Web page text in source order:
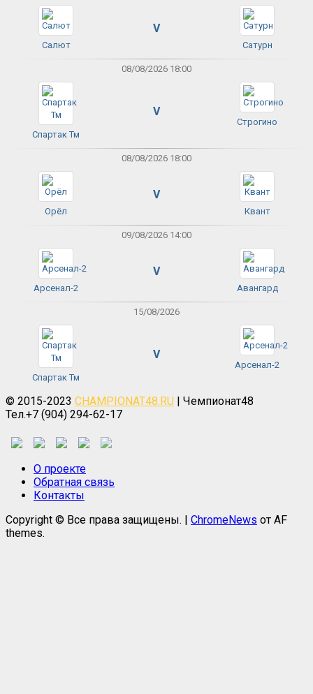
Салют
V
Сатурн
08/08/2026 18:00
Спартак Тм
V
Строгино
08/08/2026 18:00
Орёл
V
Квант
09/08/2026 14:00
Арсенал-2
V
Авангард
15/08/2026
Спартак Тм
V
Арсенал-2
© 2015-2023 CHAMPIONAT48.RU | Чемпионат48
Тел.+7 (904) 294-62-17
О проекте
Обратная связь
Контакты
Copyright © Все права защищены. | ChromeNews от AF
themes.